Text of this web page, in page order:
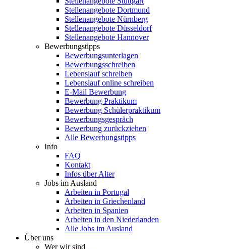
Stellenangebote Dortmund
Stellenangebote Nürnberg
Stellenangebote Düsseldorf
Stellenangebote Hannover
Bewerbungstipps
Bewerbungsunterlagen
Bewerbungsschreiben
Lebenslauf schreiben
Lebenslauf online schreiben
E-Mail Bewerbung
Bewerbung Praktikum
Bewerbung Schülerpraktikum
Bewerbungsgespräch
Bewerbung zurückziehen
Alle Bewerbungstipps
Info
FAQ
Kontakt
Infos über Alter
Jobs im Ausland
Arbeiten in Portugal
Arbeiten in Griechenland
Arbeiten in Spanien
Arbeiten in den Niederlanden
Alle Jobs im Ausland
Über uns
Wer wir sind